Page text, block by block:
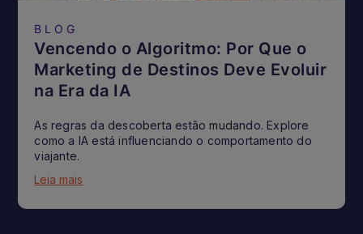
BLOG
Vencendo o Algoritmo: Por Que o
Marketing de Destinos Deve Evoluir
na Era da IA
As regras da descoberta estão mudando. Explore
como a IA está influenciando o comportamento do
viajante.
Leia mais